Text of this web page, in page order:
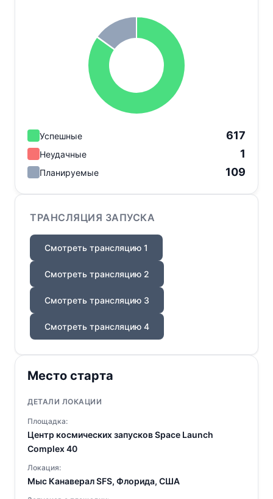
Успешные 617
Неудачные 1
Планируемые 109
ТРАНСЛЯЦИЯ ЗАПУСКА
Смотреть трансляцию 1
Смотреть трансляцию 2
Смотреть трансляцию 3
Смотреть трансляцию 4
Место старта
ДЕТАЛИ ЛОКАЦИИ
Площадка:
Центр космических запусков Space Launch
Complex 40
Локация:
Мыс Канаверал SFS, Флорида, США